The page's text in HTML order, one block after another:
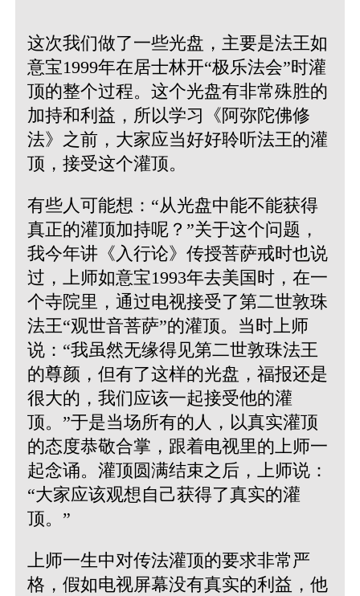
这次我们做了一些光盘，主要是法王如
意宝1999年在居士林开“极乐法会”时灌
顶的整个过程。这个光盘有非常殊胜的
加持和利益，所以学习《阿弥陀佛修
法》之前，大家应当好好聆听法王的灌
顶，接受这个灌顶。
有些人可能想：“从光盘中能不能获得
真正的灌顶加持呢？”关于这个问题，
我今年讲《入行论》传授菩萨戒时也说
过，上师如意宝1993年去美国时，在一
个寺院里，通过电视接受了第二世敦珠
法王“观世音菩萨”的灌顶。当时上师
说：“我虽然无缘得见第二世敦珠法王
的尊颜，但有了这样的光盘，福报还是
很大的，我们应该一起接受他的灌
顶。”于是当场所有的人，以真实灌顶
的态度恭敬合掌，跟着电视里的上师一
起念诵。灌顶圆满结束之后，上师说：
“大家应该观想自己获得了真实的灌
顶。”
上师一生中对传法灌顶的要求非常严
格，假如电视屏幕没有真实的利益，他